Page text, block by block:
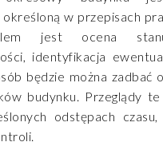
w przepisach
jest ocena
identyfikacja
będzie można zadbać
budynku. Przeglądy
odstępach